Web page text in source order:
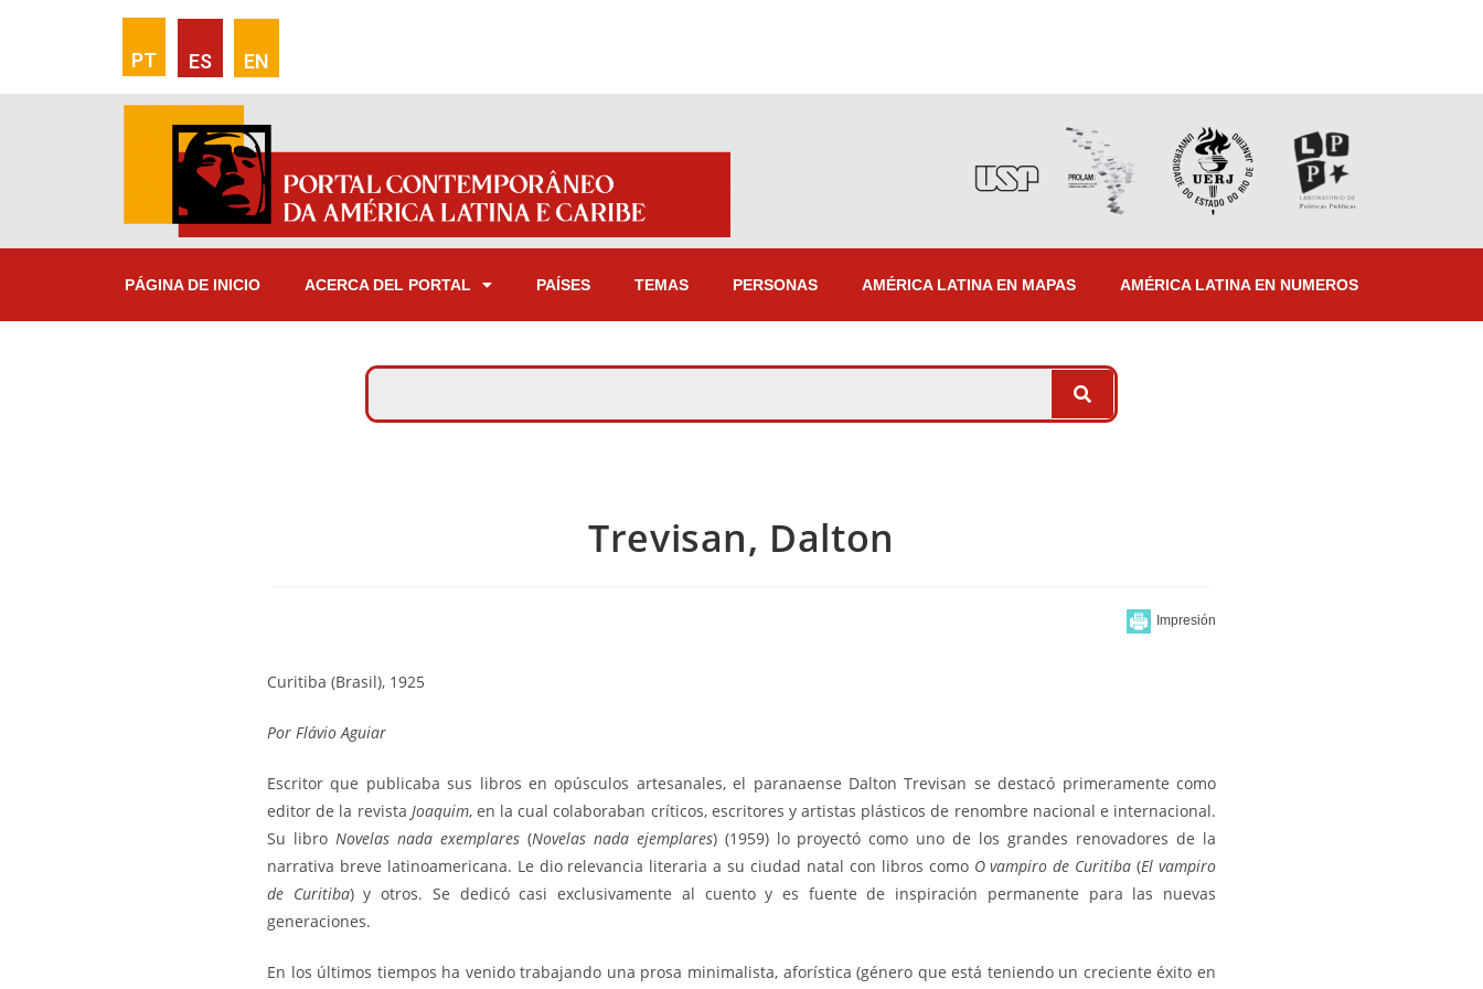
PT ES EN
PÁGINA DE INICIO ACERCA DEL PORTAL PAÍSES TEMAS PERSONAS AMÉRICA LATINA EN MAPAS AMÉRICA LATINA EN NUMEROS
Trevisan, Dalton
Curitiba (Brasil), 1925
Por Flávio Aguiar
Escritor que publicaba sus libros en opúsculos artesanales, el paranaense Dalton Trevisan se destacó primeramente como
editor de la revista Joaquim, en la cual colaboraban críticos, escritores y artistas plásticos de renombre nacional e internacional.
Su libro Novelas nada exemplares (Novelas nada ejemplares) (1959) lo proyectó como uno de los grandes renovadores de la
narrativa breve latinoamericana. Le dio relevancia literaria a su ciudad natal con libros como O vampiro de Curitiba(El vampiro
de Curitiba) y otros. Se dedicó casi exclusivamente al cuento y es fuente de inspiración permanente para las nuevas
generaciones.
En los últimos tiempos ha venido trabajando una prosa minimalista, aforística (género que está teniendo un creciente éxito en